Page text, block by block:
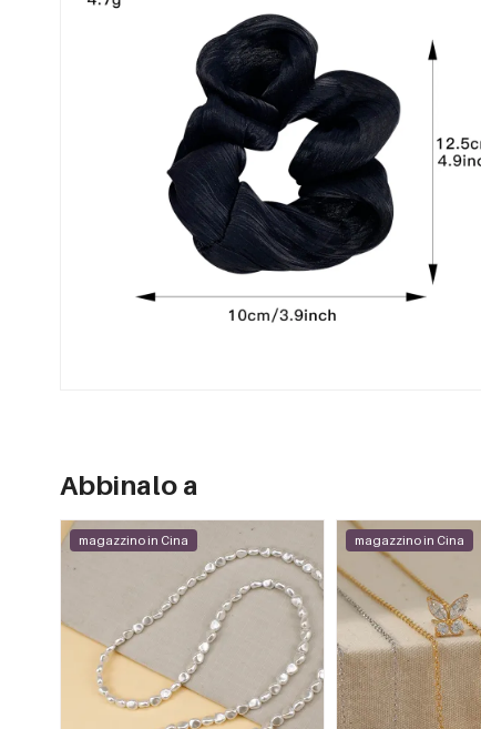
Abbinalo a
magazzino in Cina magazzino in Cina